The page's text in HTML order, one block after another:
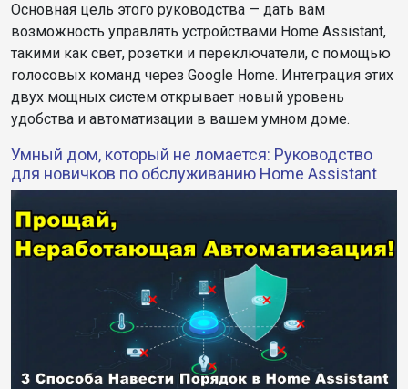
Основная цель этого руководства — дать вам
возможность управлять устройствами Home Assistant,
такими как свет, розетки и переключатели, с помощью
голосовых команд через Google Home. Интеграция этих
двух мощных систем открывает новый уровень
удобства и автоматизации в вашем умном доме.
Умный дом, который не ломается: Руководство
для новичков по обслуживанию Home Assistant